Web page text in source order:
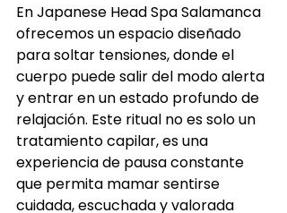
En Japanese Head Spa Salamanca
ofrecemos un espacio diseñado
para soltar tensiones, donde el
cuerpo puede salir del modo alerta
y entrar en un estado profundo de
relajación. Este ritual no es solo un
tratamiento capilar, es una
experiencia de pausa constante
que permita mamar sentirse
cuidada, escuchada y valorada